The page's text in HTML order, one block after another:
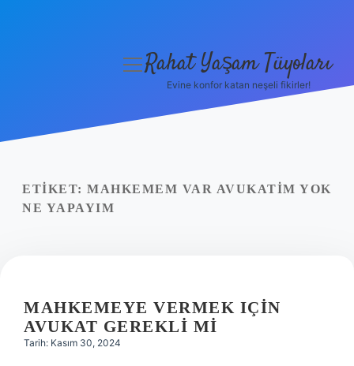
Yasal Uyarı
menüyü
Rahat Yaşam Tüyoları
Evine konfor katan neşeli fikirler!
ETIKET: MAHKEMEM VAR AVUKATIM YOK
NE YAPAYIM
MAHKEMEYE VERMEK IÇIN
AVUKAT GEREKLI MI
Tarih: Kasım 30, 2024